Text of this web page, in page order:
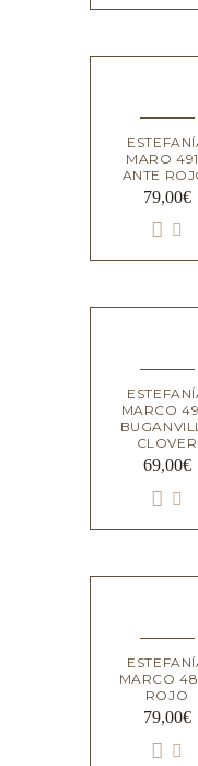
MARO
ANTE
79,00€
MARCO
CLOVER
69,00€
MARCO
ROJO
79,00€